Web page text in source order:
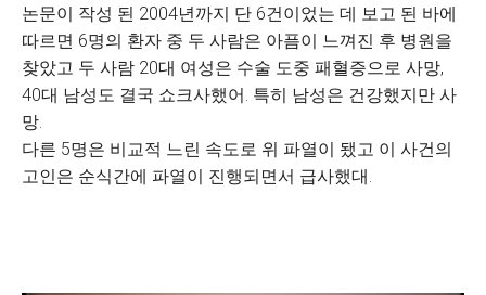
논문이 작성 된 2004년까지 단 6건이었는 데 보고 된 바에
따르면 6명의 환자 중 두 사람은 아픔이 느껴진 후 병원을
찾았고 두 사람 20대 여성은 수술 도중 패혈증으로 사망,
40대 남성도 결국 쇼크사했어. 특히 남성은 건강했지만 사
망.
다른 5명은 비교적 느린 속도로 위 파열이 됐고 이 사건의
고인은 순식간에 파열이 진행되면서 급사했대.